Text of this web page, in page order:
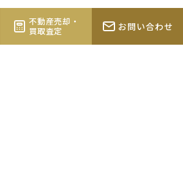
不動産売却・
買取査定
お問い合わせ